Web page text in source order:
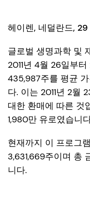
헤이렌, 네덜란드, 29
글로벌 생명과학 및
2011년 4월 26일부
435,987주를 평균
다. 이는 2011년 2월
대한 환매에 따른 것
1,980만 유로였습니
현재까지 이 프로그
3,631,669주이며 총
니다.